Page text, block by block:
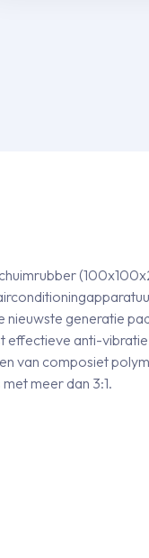
generatie
effectieve anti-
van composiet
meer dan 3:1.